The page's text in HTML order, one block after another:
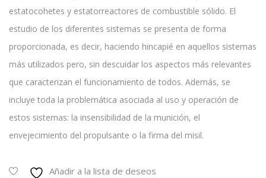
estatocohetes y estatorreactores de combustible sólido. El
estudio de los diferentes sistemas se presenta de forma
proporcionada, es decir, haciendo hincapié en aquellos sistemas
más utilizados pero, sin descuidar los aspectos más relevantes
que caracterizan el funcionamiento de todos. Además, se
incluye toda la problemática asociada al uso y operación de
estos sistemas: la insensibilidad de la munición, el
envejecimiento del propulsante o la firma del misil.
Añadir a la lista de deseos